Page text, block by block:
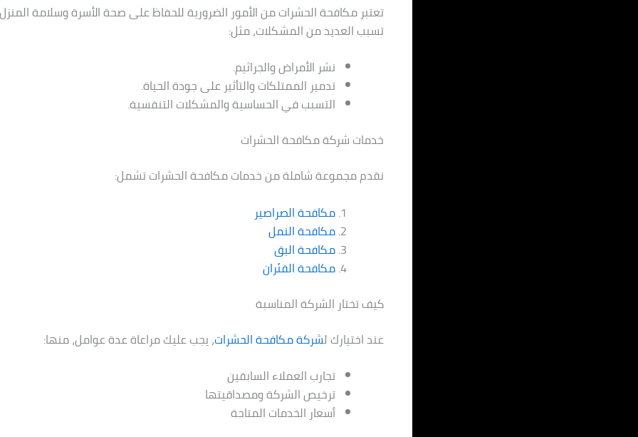
تعتبر مكافحة الحشرات من الأمور الضرورية للحفاظ على صحة الأسرة وسلامة
تسبب العديد من المشكلات، مثل:
نشر الأمراض والجراثيم.
تدمير الممتلكات والتأثير على جودة الحياة.
التسبب في الحساسية والمشكلات التنفسية.
خدمات شركة مكافحة الحشرات
نقدم مجموعة شاملة من خدمات مكافحة الحشرات تشمل:
مكافحة الصراصير
مكافحة النمل
مكافحة البق
مكافحة الفئران
كيف تختار الشركة المناسبة
عند اختيارك لشركة مكافحة الحشرات، يجب عليك مراعاة عدة عوامل، منها:
تجارب العملاء السابقين
ترخيص الشركة ومصداقيتها
أسعار الخدمات المتاحة